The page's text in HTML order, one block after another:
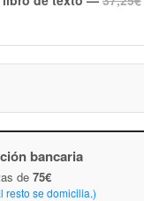
bancaria
de 75€
resto se domicilia.)